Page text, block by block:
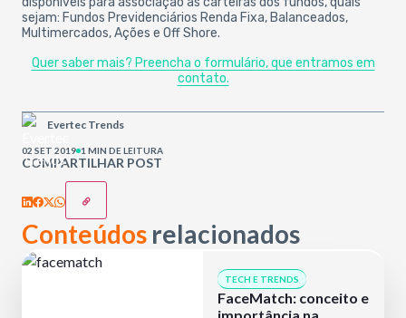
sejam: Fundos Previdenciários Renda Fixa, Balanceados,
Multimercados, Ações e Off Shore.
Quer saber mais? Preencha o formulário, que entramos em
contato.
COMPARTILHAR POST
Evertec Trends
02 SET 2019 1 MIN DE LEITURA
Conteúdos relacionados
TECH E TRENDS
FaceMatch: conceito e